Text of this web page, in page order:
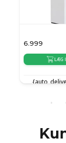
6.999
LÆG